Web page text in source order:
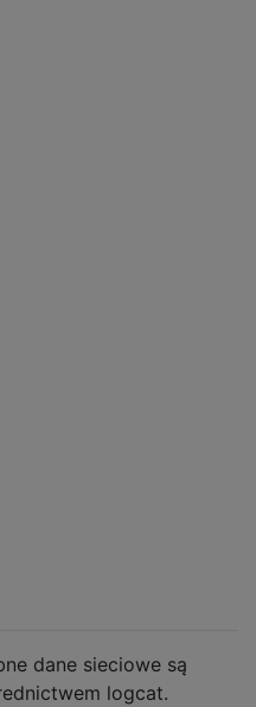
dane sieciowe są
logcat.